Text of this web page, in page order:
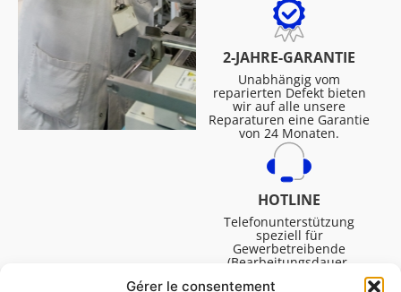
Gérer le consentement
2-JAHRE-GARANTIE
Unabhängig vom
reparierten Defekt bieten
wir auf alle unsere
Reparaturen eine Garantie
von 24 Monaten.
HOTLINE
Telefonunterstützung
speziell für
Gewerbetreibende
(Bearbeitungsdauer,
technische Assistenz usw.).